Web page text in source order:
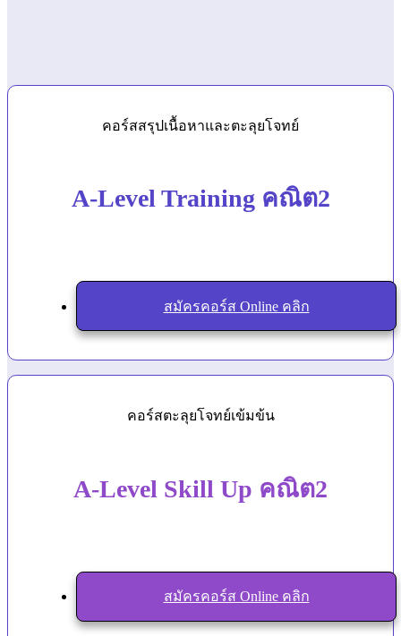
คอร์สสรุปเนื้อหาและตะลุยโจทย์
A-Level Training คณิต2
สมัครคอร์ส Online คลิก
คอร์สตะลุยโจทย์เข้มข้น
A-Level Skill Up คณิต2
สมัครคอร์ส Online คลิก